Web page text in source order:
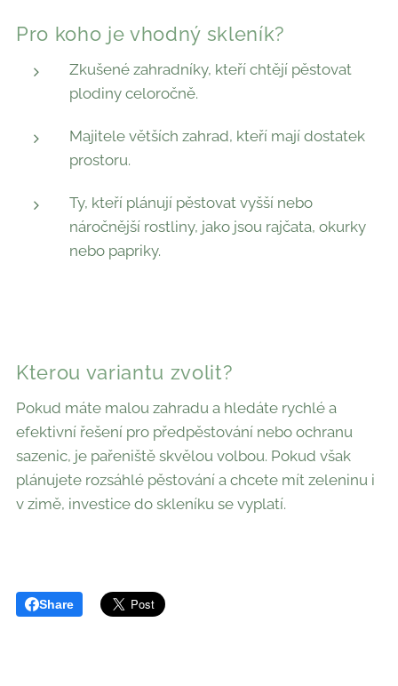
Pro koho je vhodný skleník?
Zkušené zahradníky, kteří chtějí pěstovat
plodiny celoročně.
Majitele větších zahrad, kteří mají dostatek
prostoru.
Ty, kteří plánují pěstovat vyšší nebo
náročnější rostliny, jako jsou rajčata, okurky
nebo papriky.
Kterou variantu zvolit?
Pokud máte malou zahradu a hledáte rychlé a
efektivní řešení pro předpěstování nebo ochranu
sazenic, je pařeniště skvělou volbou. Pokud však
plánujete rozsáhlé pěstování a chcete mít zeleninu i
v zimě, investice do skleníku se vyplatí.
Share